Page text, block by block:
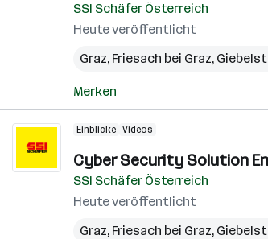
SSI Schäfer Österreich
Heute veröffentlicht
Graz, Friesach bei Graz,
Merken
Einblicke Videos
Cyber Security Solution
SSI Schäfer Österreich
Heute veröffentlicht
Graz, Friesach bei Graz,